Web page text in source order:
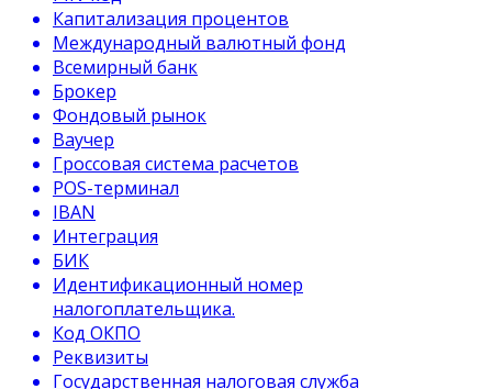
Капитализация процентов
Международный валютный фонд
Всемирный банк
Брокер
Фондовый рынок
Ваучер
Гроссовая система расчетов
POS-терминал
IBAN
Интеграция
БИК
Идентификационный номер
налогоплательщика.
Код ОКПО
Реквизиты
Государственная налоговая служба